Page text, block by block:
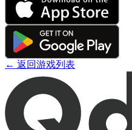
← 返回游戏列表